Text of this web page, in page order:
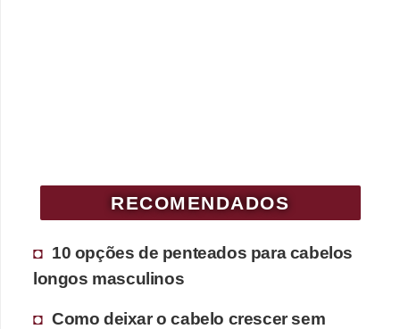
RECOMENDADOS
10 opções de penteados para cabelos
longos masculinos
Como deixar o cabelo crescer sem